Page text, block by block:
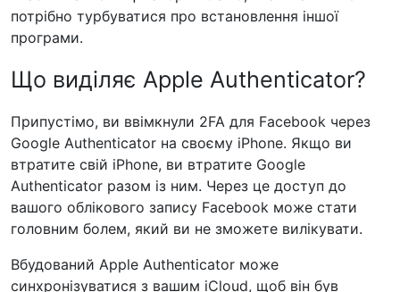
потрібно турбуватися про встановлення іншої
програми.
Що виділяє Apple Authenticator?
Припустімо, ви ввімкнули 2FA для Facebook через
Google Authenticator на своєму iPhone. Якщо ви
втратите свій iPhone, ви втратите Google
Authenticator разом із ним. Через це доступ до
вашого облікового запису Facebook може стати
головним болем, який ви не зможете вилікувати.
Вбудований Apple Authenticator може
синхронізуватися з вашим iCloud, щоб він був